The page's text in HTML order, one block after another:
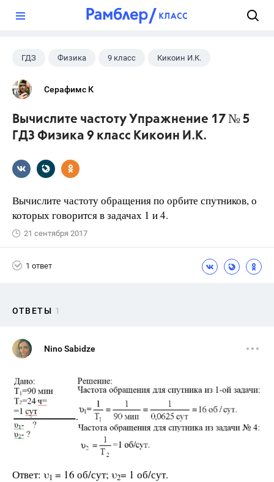
ГДЗ Физика 9 класс Кикоин И.К.
Серафимс К
Вычислите частоту Упражнение 17 № 5
ГДЗ Физика 9 класс Кикоин И.К.
Вычислите частоту обращения по орбите спутников, о
которых говорится в задачах 1 и 4.
21 сентября 2017
1 ответ
ОТВЕТЫ 1
Nino Sabidze
Ответ: υ1 = 16 об/сут; υ2= 1 об/сут.